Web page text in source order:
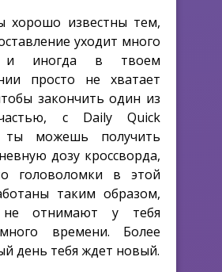
хорошо известны тем,
уходит много
и иногда в твоем
просто не хватает
закончить один из
с Daily Quick
ты можешь получить
дозу кроссворда,
головоломки в этой
таким образом,
отнимают у тебя
времени. Более
день тебя ждет новый.